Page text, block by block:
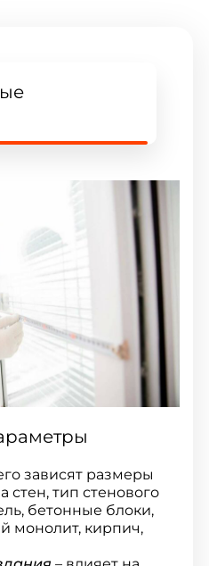
зависят размеры
стен, тип стенового
бетонные блоки,
монолит, кирпич,